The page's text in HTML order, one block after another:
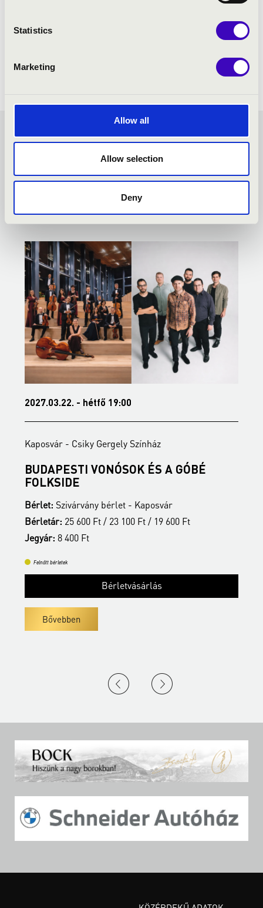
Statistics
Marketing
Allow all
Allow selection
Deny
SZIVÁRVÁNY BÉRLET -
KAPOSVÁR - TOVÁBBI
KONCERTEK
2027.03.22. - hétfő 19:00
Kaposvár - Csiky Gergely Színház
BUDAPESTI VONÓSOK ÉS A GÓBÉ
FOLKSIDE
Bérlet: Szivárvány bérlet - Kaposvár
Bérletár: 25 600 Ft / 23 100 Ft / 19 600 Ft
Jegyár: 8 400 Ft
Felnőtt bérletek
Bérletvásárlás
Bővebben